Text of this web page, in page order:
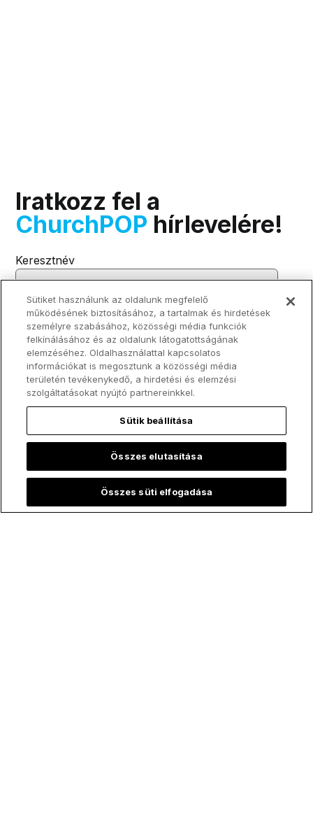
Iratkozz fel a
ChurchPOP hírlevelére!
Keresztnév
Vezetéknév
E-mail cím*
A(z) EWTN elkötelezte magát az Ön adatainak védelme és tisztelete
iránt. A személyes adatait csakis arra fogjuk használni, hogy kezeljük a
fiókját, és hogy az Ön által igényelt termékeket és szolgáltatásokat
nyújtsuk Önnek. Időnként kapcsolatba szeretnénk lépni Önnel a
termékeinkkel és szolgáltatásainkkal, valamint más, esetlegesen Önt
érdeklő tartalmakkal kapcsolatban. Ha beleegyezik abba, hogy
megkeressük Önt e célból, kérjük, válassza ki alább, hogy milyen
módon lépjünk Önnel kapcsolatba:
Beleegyezem abba, hogy további üzeneteket fogadjak
Sütiket használunk az oldalunk megfelelő
működésének biztosításához, a tartalmak és hirdetések
személyre szabásához, közösségi média funkciók
felkínálásához és az oldalunk látogatottságának
elemzéséhez. Oldalhasználattal kapcsolatos
információkat is megosztunk a közösségi média
területén tevékenykedő, a hirdetési és elemzési
szolgáltatásokat nyújtó partnereinkkel.
Sütik beállítása
Összes elutasítása
Összes süti elfogadása